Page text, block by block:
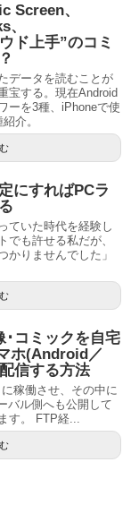
Screen、
ド上手”のコミ
データを読むことが
宝する。現在Android
ーを3種、iPhoneで使
介。
にすればPCラ
ていた時代を経験し
でも許せる私だが、
かりませんでした」
･コミックを自宅
ホ(Android／
信する方法
稼働させ、その中に
バル側へも公開して
す。 FTP経...